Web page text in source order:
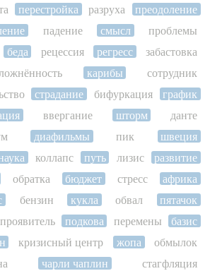
перестройка разруха
преодоление
падение смысл
проблемы
беда рецессия регресс
забастовка
карибы
сотрудник
страдание бифуркация
график
ввергание шторм
данте
диафильмы пик
швеция
коллапс путь лизис
развитие
обратка бюджет стресс
африка
бензин кукла обвал
пятачок
проявитель подкова перемены
базис
кризисный центр жопа
обмылок
чарли чаплин
стагфляция